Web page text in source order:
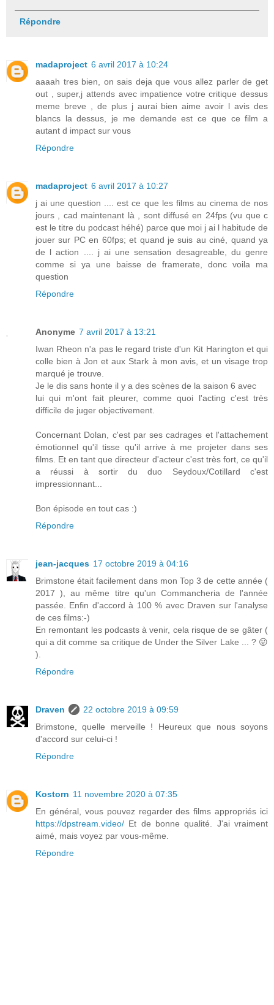
Répondre
madaproject 6 avril 2017 à 10:24
aaaah tres bien, on sais deja que vous allez parler de get
out , super,j attends avec impatience votre critique dessus
meme breve , de plus j aurai bien aime avoir l avis des
blancs la dessus, je me demande est ce que ce film a
autant d impact sur vous
Répondre
madaproject 6 avril 2017 à 10:27
j ai une question .... est ce que les films au cinema de nos
jours , cad maintenant là , sont diffusé en 24fps (vu que c
est le titre du podcast héhé) parce que moi j ai l habitude de
jouer sur PC en 60fps; et quand je suis au ciné, quand ya
de l action .... j ai une sensation desagreable, du genre
comme si ya une baisse de framerate, donc voila ma
question
Répondre
Anonyme 7 avril 2017 à 13:21
Iwan Rheon n'a pas le regard triste d'un Kit Harington et qui
colle bien à Jon et aux Stark à mon avis, et un visage trop
marqué je trouve.
Je le dis sans honte il y a des scènes de la saison 6 avec
lui qui m'ont fait pleurer, comme quoi l'acting c'est très
difficile de juger objectivement.
Concernant Dolan, c'est par ses cadrages et l'attachement
émotionnel qu'il tisse qu'il arrive à me projeter dans ses
films. Et en tant que directeur d'acteur c'est très fort, ce qu'il
a réussi à sortir du duo Seydoux/Cotillard c'est
impressionnant...
Bon épisode en tout cas :)
Répondre
jean-jacques 17 octobre 2019 à 04:16
Brimstone était facilement dans mon Top 3 de cette année (
2017 ), au même titre qu'un Commancheria de l'année
passée. Enfin d'accord à 100 % avec Draven sur l'analyse
de ces films:-)
En remontant les podcasts à venir, cela risque de se gâter (
qui a dit comme sa critique de Under the Silver Lake ... ? 😛
).
Répondre
Draven
22 octobre 2019 à 09:59
Brimstone, quelle merveille ! Heureux que nous soyons
d'accord sur celui-ci !
Répondre
Kostorn 11 novembre 2020 à 07:35
En général, vous pouvez regarder des films appropriés ici
https://dpstream.video/ Et de bonne qualité. J'ai vraiment
aimé, mais voyez par vous-même.
Répondre